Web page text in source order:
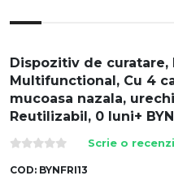
Dispozitiv de curatare,
Multifunctional, Cu 4
mucoasa nazala,
Reutilizabil, 0 luni+
Scrie o
COD: BYNFRI13